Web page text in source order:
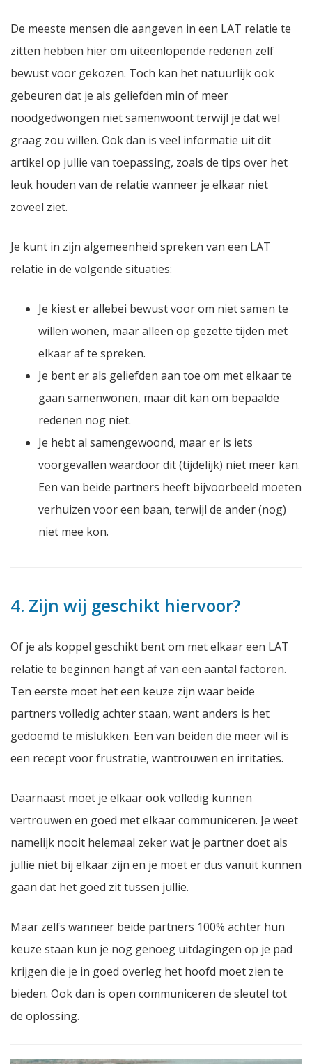
De meeste mensen die aangeven in een LAT relatie te
zitten hebben hier om uiteenlopende redenen zelf
bewust voor gekozen. Toch kan het natuurlijk ook
gebeuren dat je als geliefden min of meer
noodgedwongen niet samenwoont terwijl je dat wel
graag zou willen. Ook dan is veel informatie uit dit
artikel op jullie van toepassing, zoals de tips over het
leuk houden van de relatie wanneer je elkaar niet
zoveel ziet.
Je kunt in zijn algemeenheid spreken van een LAT
relatie in de volgende situaties:
Je kiest er allebei bewust voor om niet samen te
willen wonen, maar alleen op gezette tijden met
elkaar af te spreken.
Je bent er als geliefden aan toe om met elkaar te
gaan samenwonen, maar dit kan om bepaalde
redenen nog niet.
Je hebt al samengewoond, maar er is iets
voorgevallen waardoor dit (tijdelijk) niet meer kan.
Een van beide partners heeft bijvoorbeeld moeten
verhuizen voor een baan, terwijl de ander (nog)
niet mee kon.
4. Zijn wij geschikt hiervoor?
Of je als koppel geschikt bent om met elkaar een LAT
relatie te beginnen hangt af van een aantal factoren.
Ten eerste moet het een keuze zijn waar beide
partners volledig achter staan, want anders is het
gedoemd te mislukken. Een van beiden die meer wil is
een recept voor frustratie, wantrouwen en irritaties.
Daarnaast moet je elkaar ook volledig kunnen
vertrouwen en goed met elkaar communiceren. Je weet
namelijk nooit helemaal zeker wat je partner doet als
jullie niet bij elkaar zijn en je moet er dus vanuit kunnen
gaan dat het goed zit tussen jullie.
Maar zelfs wanneer beide partners 100% achter hun
keuze staan kun je nog genoeg uitdagingen op je pad
krijgen die je in goed overleg het hoofd moet zien te
bieden. Ook dan is open communiceren de sleutel tot
de oplossing.